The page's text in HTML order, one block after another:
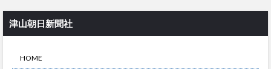
津山朝日新聞社
HOME